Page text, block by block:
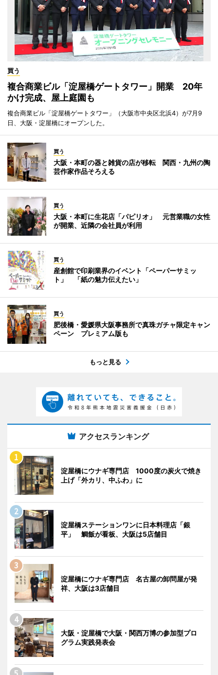
買う
複合商業ビル「淀屋橋ゲートタワー」開業 20年
かけ完成、屋上庭園も
複合商業ビル「淀屋橋ゲートタワー」（大阪市中央区北浜4）が7月9
日、大阪・淀屋橋にオープンした。
買う
大阪・本町の器と雑貨の店が移転 関西・九州の陶
芸作家作品そろえる
買う
大阪・本町に生花店「パピリオ」 元営業職の女性
が開業、近隣の会社員が利用
買う
産創館で印刷業界のイベント「ペーパーサミッ
ト」 「紙の魅力伝えたい」
買う
肥後橋・愛媛県大阪事務所で真珠ガチャ限定キャン
ペーン プレミアム版も
もっと見る
アクセスランキング
淀屋橋にウナギ専門店 1000度の炭火で焼き
上げ「外カリ、中ふわ」に
淀屋橋ステーションワンに日本料理店「銀
平」 鯛飯が看板、大阪は5店舗目
淀屋橋にウナギ専門店 名古屋の卸問屋が発
祥、大阪は3店舗目
大阪・淀屋橋で大阪・関西万博の参加型プロ
グラム実践発表会